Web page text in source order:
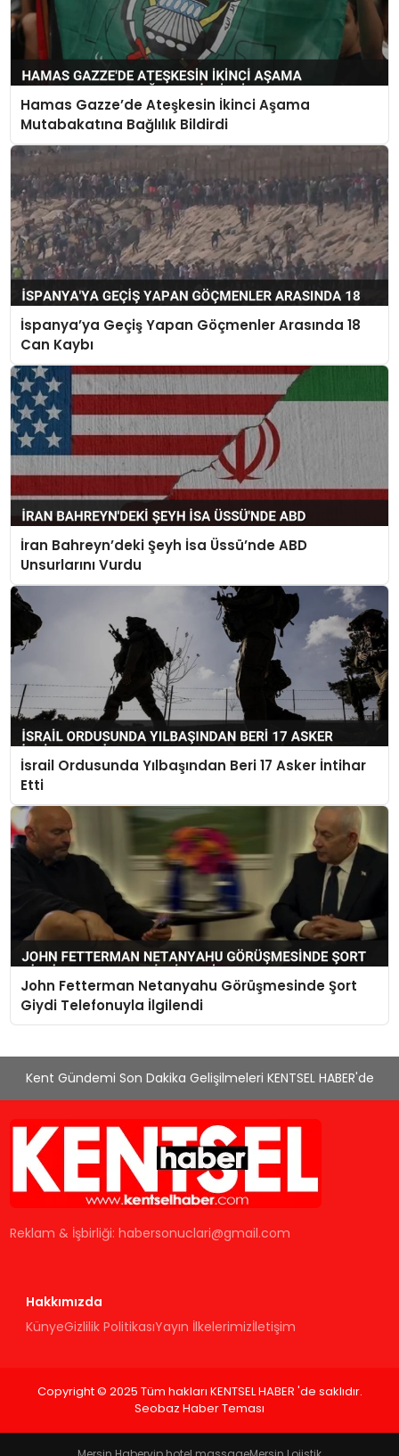
Hamas Gazze’de Ateşkesin İkinci Aşama
Mutabakatına Bağlılık Bildirdi
İspanya’ya Geçiş Yapan Göçmenler Arasında 18
Can Kaybı
İran Bahreyn’deki Şeyh İsa Üssü’nde ABD
Unsurlarını Vurdu
İsrail Ordusunda Yılbaşından Beri 17 Asker İntihar
Etti
John Fetterman Netanyahu Görüşmesinde Şort
Giydi Telefonuyla İlgilendi
Kent Gündemi Son Dakika Gelişilmeleri KENTSEL HABER'de
Reklam & İşbirliği:habersonuclari@gmail.com
Hakkımızda
KünyeGizlilik PolitikasıYayın İlkelerimizİletişim
Copyright © 2025 Tüm hakları KENTSEL HABER 'de saklıdır.
Seobaz Haber Teması